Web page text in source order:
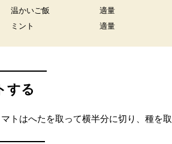
温かいご飯
適量
ミント
適量
する
トはへたを取って横半分に切り、種を取